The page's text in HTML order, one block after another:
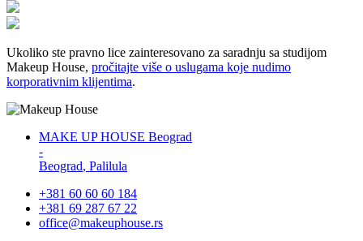
Ukoliko ste pravno lice zainteresovano za saradnju sa studijom
Makeup House, pročitajte više o uslugama koje nudimo
korporativnim klijentima.
MAKE UP HOUSE Beograd
-
Beograd, Palilula
+381 60 60 60 184
+381 69 287 67 22
office@makeuphouse.rs